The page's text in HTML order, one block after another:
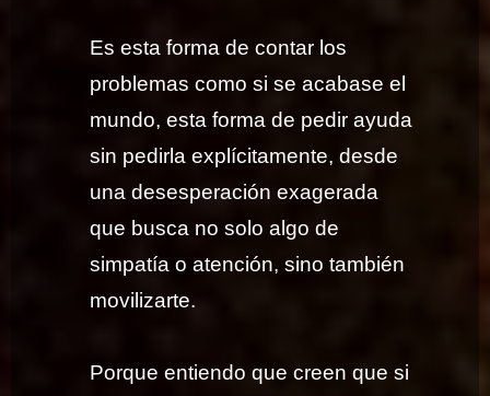
Es esta forma de contar los
problemas como si se acabase el
mundo, esta forma de pedir ayuda
sin pedirla explícitamente, desde
una desesperación exagerada
que busca no solo algo de
simpatía o atención, sino también
movilizarte.
Porque entiendo que creen que si